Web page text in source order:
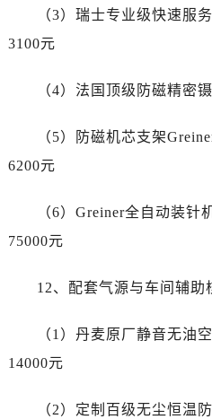
（3）瑞士专业级快速服
3100元
（4）法国顶级防磁精密
（5）防磁机芯支架
6200元
（6）Greiner全自动装针
75000元
12、配套气源与车间辅助
（1）丹麦原厂静音无油
14000元
（2）定制百级无尘恒温